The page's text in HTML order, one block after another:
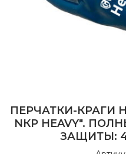
ПЕРЧАТКИ-КРАГИ
NКP HEAVY".
ЗАЩИТЫ: